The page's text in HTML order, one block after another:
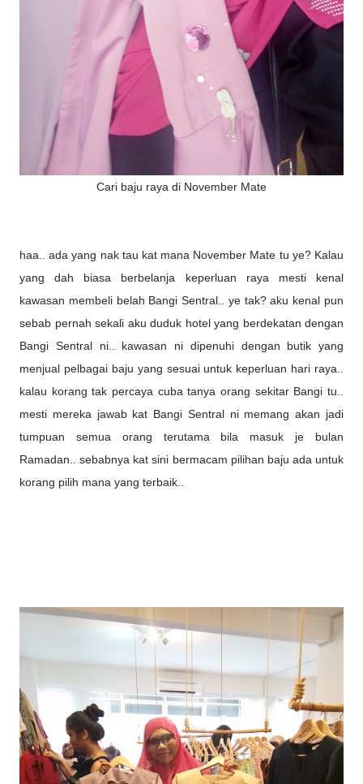
Cari baju raya di November Mate
haa.. ada yang nak tau kat mana November Mate tu ye? Kalau
yang dah biasa berbelanja keperluan raya mesti kenal
kawasan membeli belah Bangi Sentral.. ye tak? aku kenal pun
sebab pernah sekali aku duduk hotel yang berdekatan dengan
Bangi Sentral ni.. kawasan ni dipenuhi dengan butik yang
menjual pelbagai baju yang sesuai untuk keperluan hari raya..
kalau korang tak percaya cuba tanya orang sekitar Bangi tu..
mesti mereka jawab kat Bangi Sentral ni memang akan jadi
tumpuan semua orang terutama bila masuk je bulan
Ramadan.. sebabnya kat sini bermacam pilihan baju ada untuk
korang pilih mana yang terbaik..